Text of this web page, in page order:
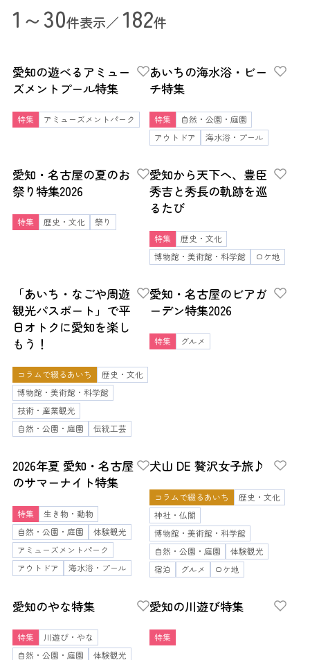
1～30件表示／ 182件
愛知の遊べるアミュー
ズメントプール特集
特集 アミューズメントパーク
あいちの海水浴・ビー
チ特集
特集
自然・公園・庭園
アウトドア
海水浴・プール
愛知・名古屋の夏のお
祭り特集2026
特集 歴史・文化 祭り
愛知から天下へ、豊臣
秀吉と秀長の軌跡を巡
るたび
特集
歴史・文化
博物館・美術館・科学館
ロケ地
「あいち・なごや周遊
観光パスポート」で平
日オトクに愛知を楽し
もう！
コラムで綴るあいち
歴史・文化
博物館・美術館・科学館
技術・産業観光
自然・公園・庭園
伝統工芸
愛知・名古屋のビアガ
ーデン特集2026
特集 グルメ
2026年夏 愛知・名古屋
のサマーナイト特集
特集
生き物・動物
自然・公園・庭園
体験観光
アミューズメントパーク
アウトドア
海水浴・プール
犬山 DE 贅沢女子旅♪
コラムで綴るあいち
歴史・文化
神社・仏閣
博物館・美術館・科学館
自然・公園・庭園
体験観光
宿泊
グルメ ロケ地
愛知のやな特集
特集
川遊び・やな
自然・公園・庭園
体験観光
愛知の川遊び特集
特集